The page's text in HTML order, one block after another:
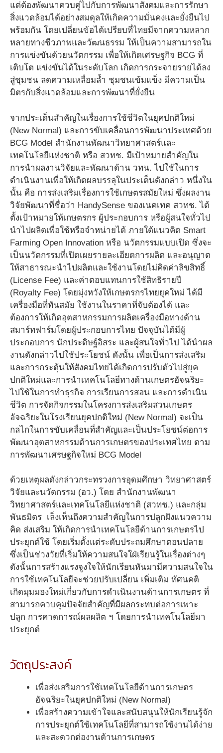
แต่ต้องพัฒนาควบคู่ไปกับการพัฒนาสังคมและการรักษา
สิ่งแวดล้อมได้อย่างสมดุลให้เกิดความมั่นคงและยั่งยืนไป
พร้อมกัน โดยเปลี่ยนข้อได้เปรียบที่ไทยมีจากความหลาก
หลายทางชีวภาพและวัฒนธรรม ให้เป็นความสามารถใน
การแข่งขันด้วยนวัตกรรม เพื่อให้เกิดเศรษฐกิจ BCG ที่
เติบโต แข่งขันได้ในระดับโลก เกิดการกระจายรายได้ลง
สู่ชุมชน ลดความเหลื่อมล้ำ ชุมชนเข้มแข็ง มีความเป็น
มิตรกับสิ่งแวดล้อมและการพัฒนาที่ยั่งยืน
จากประเด็นสำคัญในเรื่องการใช้ชีวิตในยุคปกติใหม่
(New Normal) และการขับเคลื่อนการพัฒนาประเทศด้วย
BCG Model สำนักงานพัฒนาวิทยาศาสตร์และ
เทคโนโลยีแห่งชาติ หรือ สวทช. มีเป้าหมายสำคัญใน
การนำผลงานวิจัยและพัฒนาด้าน วทน. ไปใช้ในการ
ดำเนินงานเพื่อให้เกิดผลบรรลุในประเด็นดังกล่าว หนึ่งใน
นั้น คือ การส่งเสริมเรื่องการใช้เกษตรสมัยใหม่ ซึ่งผลงาน
วิจัยพัฒนาที่ชื่อว่า HandySense ของเนคเทค สวทช. ได้
ตั้งเป้าหมายให้เกษตรกร ผู้ประกอบการ หรือผู้สนใจทั่วไป
นำไปผลิตเพื่อใช้หรือจำหน่ายได้ ภายใต้แนวคิด Smart
Farming Open Innovation หรือ นวัตกรรมแบบเปิด ซึ่งจะ
เป็นนวัตกรรมที่เปิดเผยรายละเอียดการผลิต และอนุญาต
ให้สาธารณะนำไปผลิตและใช้งานโดยไม่คิดค่าลิขสิทธิ์
(License Fee) และค่าตอบแทนการใช้สิทธิรายปี
(Royalty Fee) โดยมุ่งหวังให้เกษตรกรไทยยุคใหม่ ได้มี
เครื่องมือที่ทันสมัย ใช้งานในราคาที่จับต้องได้ และ
ต้องการให้เกิดอุตสาหกรรมการผลิตเครื่องมือทางด้าน
สมาร์ทฟาร์มโดยผู้ประกอบการไทย ปัจจุบันได้มีผู้
ประกอบการ นักประดิษฐ์อิสระ และผู้สนใจทั่วไป ได้นำผล
งานดังกล่าวไปใช้ประโยชน์ ดังนั้น เพื่อเป็นการส่งเสริม
และการกระตุ้นให้สังคมไทยได้เกิดการปรับตัวไปสู่ยุค
ปกติใหม่และการนำเทคโนโลยีทางด้านเกษตรอัจฉริยะ
ไปใช้ในการทำธุรกิจ การเรียนการสอน และการดำเนิน
ชีวิต การจัดกิจกรรมในโครงการส่งเสริมสวนเกษตร
อัจฉริยะในโรงเรียนยุคปกติใหม่ (New Normal) จะเป็น
กลไกในการขับเคลื่อนที่สำคัญและเป็นประโยชน์ต่อการ
พัฒนาอุตสาหกรรมด้านการเกษตรของประเทศไทย ตาม
การพัฒนาเศรษฐกิจใหม่ BCG Model
ด้วยเหตุผลดังกล่าวกระทรวงการอุดมศึกษา วิทยาศาสตร์
วิจัยและนวัตกรรม (อว.) โดย สำนักงานพัฒนา
วิทยาศาสตร์และเทคโนโลยีแห่งชาติ (สวทช.) และกลุ่ม
พันธมิตร เล็งเห็นถึงความสำคัญในการปลูกฝังแนวความ
คิด ส่งเสริม ให้เกิดการนำเทคโนโลยีด้านการเกษตรไป
ประยุกต์ใช้ โดยเริ่มตั้งแต่ระดับประถมศึกษาตอนปลาย
ซึ่งเป็นช่วงวัยที่เริ่มให้ความสนใจใฝ่เรียนรู้ในเรื่องต่างๆ
ดังนั้นการสร้างแรงจูงใจให้นักเรียนหันมามีความสนใจใน
การใช้เทคโนโลยีจะช่วยปรับเปลี่ยน เพิ่มเติม ทัศนคติ
เกิดมุมมองใหม่เกี่ยวกับการดำเนินงานด้านการเกษตร ที่
สามารถควบคุมปัจจัยสำคัญที่มีผลกระทบต่อการเพาะ
ปลูก การคาดการณ์ผลผลิต ฯ โดยการนำเทคโนโลยีมา
ประยุกต์
วัตถุประสงค์
เพื่อส่งเสริมการใช้เทคโนโลยีด้านการเกษตร
อัจฉริยะในยุคปกติใหม่ (New Normal)
เพื่อสร้างความเข้าใจและสนับสนุนให้นักเรียนรู้จัก
การประยุกต์ใช้เทคโนโลยีที่สามารถใช้งานได้ง่าย
และสะดวกต่องานด้านการเกษตร